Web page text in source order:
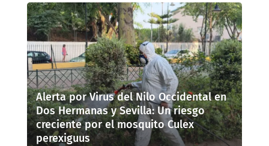
Alerta por Virus del Nilo Occidental en
Dos Hermanas y Sevilla: Un riesgo
creciente por el mosquito Culex
perexiguus